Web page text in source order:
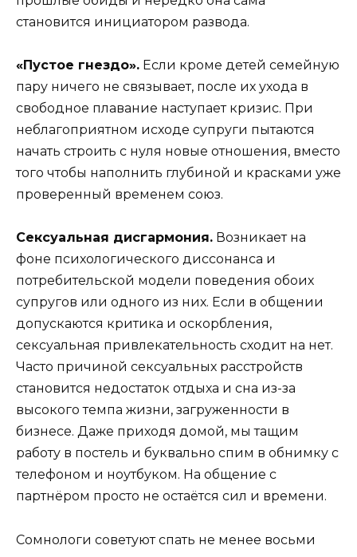
становится инициатором развода.
«Пустое гнездо». Если кроме детей семейную
пару ничего не связывает, после их ухода в
свободное плавание наступает кризис. При
неблагоприятном исходе супруги пытаются
начать строить с нуля новые отношения, вместо
того чтобы наполнить глубиной и красками уже
проверенный временем союз.
Сексуальная дисгармония. Возникает на
фоне психологического диссонанса и
потребительской модели поведения обоих
супругов или одного из них. Если в общении
допускаются критика и оскорбления,
сексуальная привлекательность сходит на нет.
Часто причиной сексуальных расстройств
становится недостаток отдыха и сна из-за
высокого темпа жизни, загруженности в
бизнесе. Даже приходя домой, мы тащим
работу в постель и буквально спим в обнимку с
телефоном и ноутбуком. На общение с
партнёром просто не остаётся сил и времени.
Сомнологи советуют спать не менее восьми